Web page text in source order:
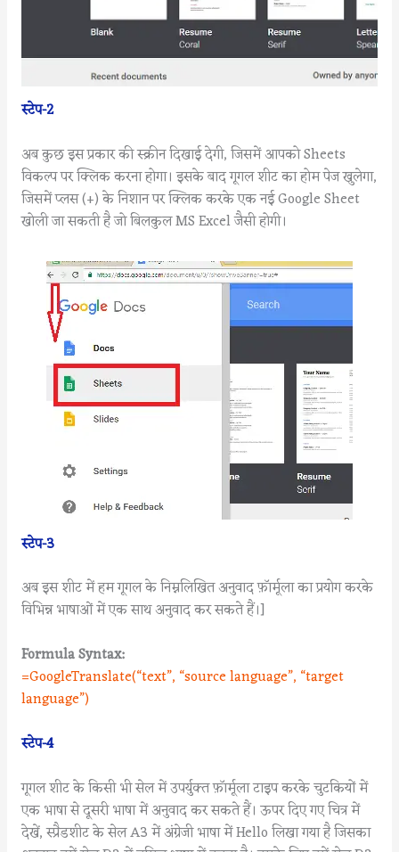
स्टेप-2
अब कुछ इस प्रकार की स्क्रीन दिखाई देगी, जिसमें आपको Sheets
विकल्प पर क्लिक करना होगा। इसके बाद गूगल शीट का होम पेज खुलेगा,
जिसमें प्लस (+) के निशान पर क्लिक करके एक नई Google Sheet
खोली जा सकती है जो बिलकुल MS Excel जैसी होगी।
स्टेप-3
अब इस शीट में हम गूगल के निम्नलिखित अनुवाद फ़ॉर्मूला का प्रयोग करके
विभिन्न भाषाओं में एक साथ अनुवाद कर सकते हैं।]
Formula Syntax:
=GoogleTranslate(“text”, “source language”, “target
language”)
स्टेप-4
गूगल शीट के किसी भी सेल में उपर्युक्त फ़ॉर्मूला टाइप करके चुटकियों में
एक भाषा से दूसरी भाषा में अनुवाद कर सकते हैं। ऊपर दिए गए चित्र में
देखें, स्प्रैडशीट के सेल A3 में अंग्रेजी भाषा में Hello लिखा गया है जिसका